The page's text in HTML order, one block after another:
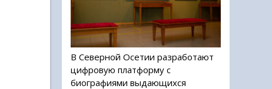
В Северной Осетии разработают
цифровую платформу с
биографиями выдающихся